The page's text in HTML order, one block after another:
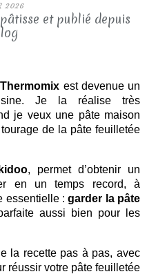
2026
et publié depuis
est devenue un
Je la réalise très
je veux une pâte maison
de la pâte feuilletée
, permet d’obtenir un
en un temps record, à
essentielle :garder la pâte
aussi bien pour les
la recette pas à pas, avec
réussir votre pâte feuilletée